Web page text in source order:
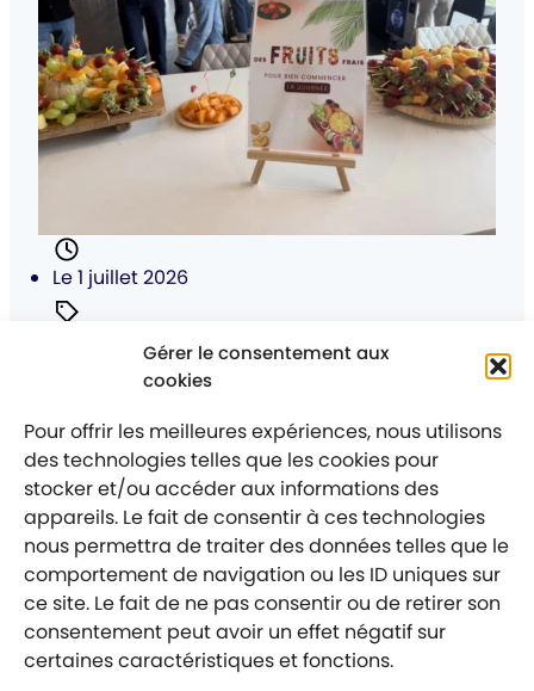
Gérer le consentement aux
cookies
Pour offrir les meilleures expériences, nous utilisons
des technologies telles que les cookies pour
stocker et/ou accéder aux informations des
appareils. Le fait de consentir à ces technologies
nous permettra de traiter des données telles que le
comportement de navigation ou les ID uniques sur
ce site. Le fait de ne pas consentir ou de retirer son
consentement peut avoir un effet négatif sur
certaines caractéristiques et fonctions.
Posté
Le 1 juillet 2026
Ce qui se passe chez nous
Juin a rimé avec Santé et Bien-Être
au sein du Groupe Projex !
Mentions légales
Politique de confidentialité
Labellisé entreprise engagée